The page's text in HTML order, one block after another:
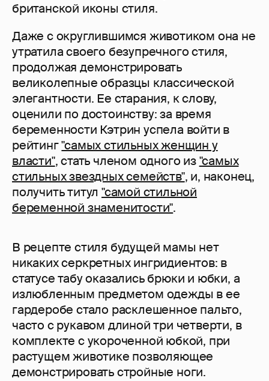
британской иконы стиля.
Даже с округлившимся животиком она не
утратила своего безупречного стиля,
продолжая демонстрировать
великолепные образцы классической
элегантности. Ее старания, к слову,
оценили по достоинству: за время
беременности Кэтрин успела войти в
рейтинг"самых стильных женщин у
власти", стать членом одного из"самых
стильных звездных семейств", и, наконец,
получить титул"самой стильной
беременной знаменитости".
В рецепте стиля будущей мамы нет
никаких серкретных ингридиентов: в
статусе табу оказались брюки и юбки, а
излюбленным предметом одежды в ее
гардеробе стало расклешенное пальто,
часто с рукавом длиной три четверти, в
комплекте с укороченной юбкой, при
растущем животике позволяющее
демонстрировать стройные ноги.